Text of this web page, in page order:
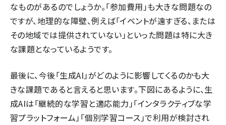
なものがあるのでしょうか。「参加費用」も大きな問題なの
ですが、地理的な障壁、例えば「イベントが遠すぎる、または
その地域では提供されていない」といった問題は特に大き
な課題となっているようです。
最後に、今後「生成AI」がどのように影響してくるのかも大
きな課題であると言えると思います。下図にあるように、生
成AIは「継続的な学習と適応能力」「インタラクティブな学
習プラットフォーム」「個別学習コース」で利用が検討され